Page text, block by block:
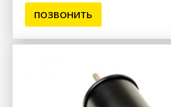
ПОЗВОНИТЬ